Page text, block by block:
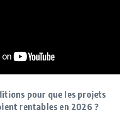
pour que les projets
rentables en 2026 ?